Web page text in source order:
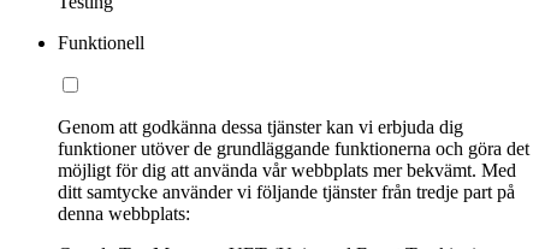
Funktionell
Genom att godkänna dessa tjänster kan vi erbjuda dig
funktioner utöver de grundläggande funktionerna och göra det
möjligt för dig att använda vår webbplats mer bekvämt. Med
ditt samtycke använder vi följande tjänster från tredje part på
denna webbplats: